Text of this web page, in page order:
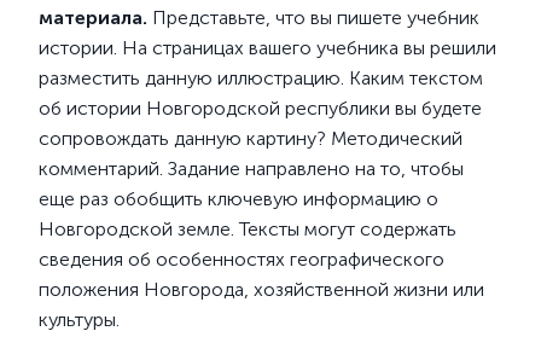
материала. Представьте, что вы пишете учебник
истории. На страницах вашего учебника вы решили
разместить данную иллюстрацию. Каким текстом
об истории Новгородской республики вы будете
сопровождать данную картину? Методический
комментарий. Задание направлено на то, чтобы
еще раз обобщить ключевую информацию о
Новгородской земле. Тексты могут содержать
сведения об особенностях географического
положения Новгорода, хозяйственной жизни или
культуры.